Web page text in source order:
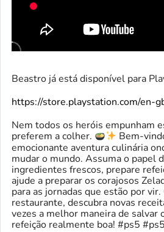
Beastro já está disponível para
https://store.playstation.com/en-
Nem todos os heróis empunham
preferem a colher.
Bem-
emocionante aventura culinária
mudar o mundo. Assuma o papel
ingredientes frescos, prepare
ajude a preparar os corajosos
para as jornadas que estão por
restaurante, descubra novas
vezes a melhor maneira de salvar
refeição realmente boa! #ps5